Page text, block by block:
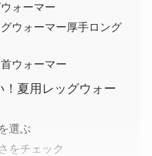
ォーマー
ウォーマー厚手ロング
ウォーマー
夏用レッグウォー
選ぶ
をチェック